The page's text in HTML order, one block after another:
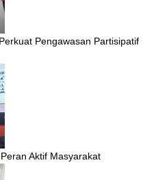
Pengawasan Partisipatif
Aktif Masyarakat